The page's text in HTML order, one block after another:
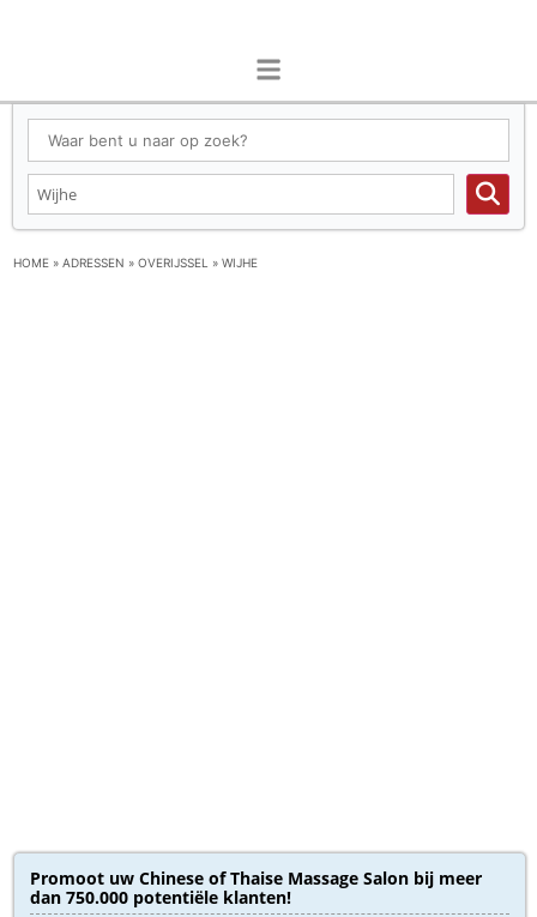
HOME » ADRESSEN » OVERIJSSEL » WIJHE
Promoot uw Chinese of Thaise Massage Salon bij meer
dan 750.000 potentiële klanten!